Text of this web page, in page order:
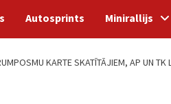
Autosprints Minirallijs
KARTE SKATĪTĀJIEM, AP UN TK